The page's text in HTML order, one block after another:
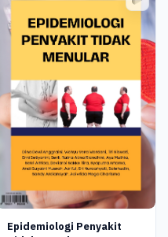
Epidemiologi Penyakit